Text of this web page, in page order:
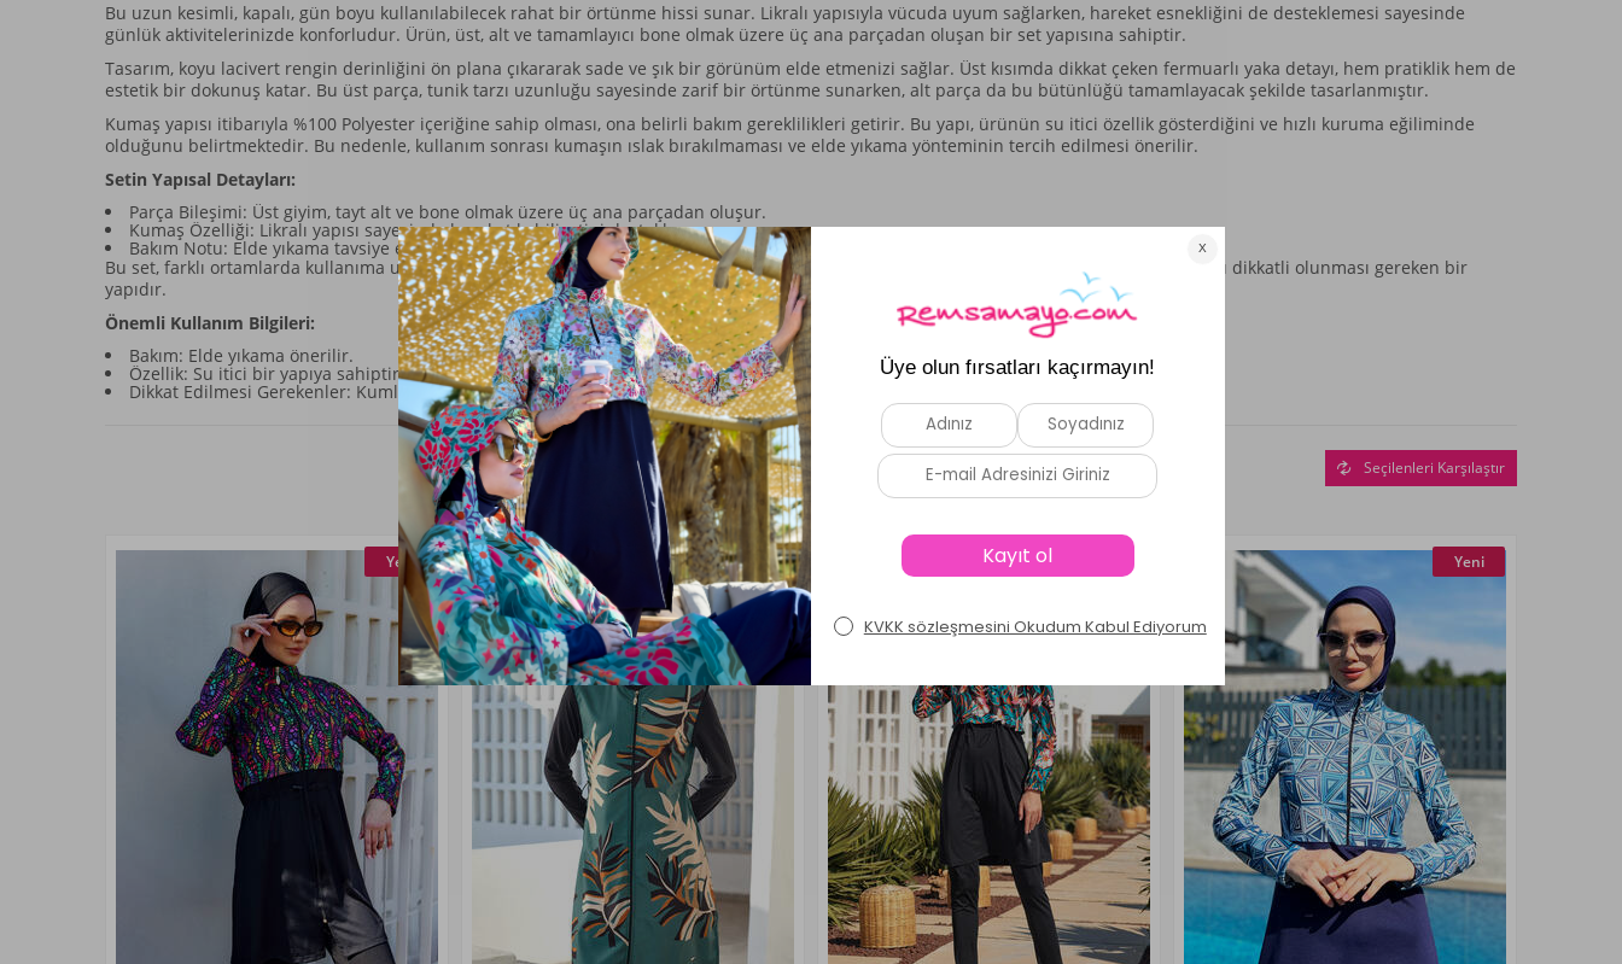
Bu uzun kesimli, kapalı, gün boyu kullanılabilecek rahat bir örtünme hissi sunar. Likralı yapısıyla vücuda uyum sağlarken, hareket esnekliğini de desteklemesi sayesinde
günlük aktivitelerinizde konforludur. Ürün, üst, alt ve tamamlayıcı bone olmak üzere üç ana parçadan oluşan bir set yapısına sahiptir.
Tasarım, koyu lacivert rengin derinliğini ön plana çıkararak sade ve şık bir görünüm elde etmenizi sağlar. Üst kısımda dikkat çeken fermuarlı yaka detayı, hem pratiklik hem de
estetik bir dokunuş katar. Bu üst parça, tunik tarzı uzunluğu sayesinde zarif bir örtünme sunarken, alt parça da bu bütünlüğü tamamlayacak şekilde tasarlanmıştır.
Kumaş yapısı itibarıyla %100 Polyester içeriğine sahip olması, ona belirli bakım gereklilikleri getirir. Bu yapı, ürünün su itici özellik gösterdiğini ve hızlı kuruma eğiliminde
olduğunu belirtmektedir. Bu nedenle, kullanım sonrası kumaşın ıslak bırakılmaması ve elde yıkama yönteminin tercih edilmesi önerilir.
Setin Yapısal Detayları:
Parça Bileşimi: Üst giyim, tayt alt ve bone olmak üzere üç ana parçadan oluşur.
Kumaş Özelliği: Likralı yapısı sayesinde hareket kabiliyetini destekler.
Bakım Notu: Elde yıkama tavsiye edilir ve ıslak bırakılmamasına dikkat edilmelidir.
Bu set, farklı ortamlarda kullanıma uygun bir tasarıma sahip olsa da, kullanım sırasında kumaşın yapısında birikme yapma ihtimaline karşı dikkatli olunması gereken bir
yapıdır.
Önemli Kullanım Bilgileri:
Bakım: Elde yıkama önerilir.
Özellik: Su itici bir yapıya sahiptir ve hızlı kurur.
Dikkat Edilmesi Gerekenler: Kumla uzun süreli temas sonrası yapıda birikme olabilir; bu konuda dikkatli olmak gerekir.
Benzer Ürünler
Seçilenleri Karşılaştır
Yeni Yeni Yeni